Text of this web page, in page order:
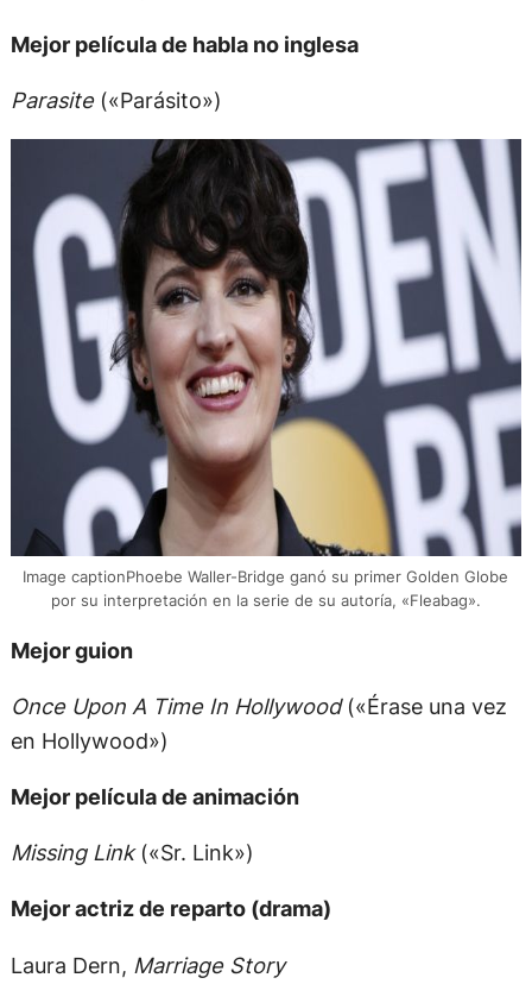
Mejor película de habla no inglesa
Parasite(«Parásito»)
Image captionPhoebe Waller-Bridge ganó su primer Golden Globe
por su interpretación en la serie de su autoría, «Fleabag».
Mejor guion
Once Upon A Time In Hollywood(«Érase una vez
en Hollywood»)
Mejor película de animación
Missing Link(«Sr. Link»)
Mejor actriz de reparto (drama)
Laura Dern, Marriage Story